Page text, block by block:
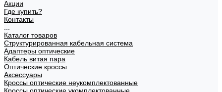
Акции
Где купить?
Контакты
Каталог товаров
Структурированная кабельная система
Адаптеры оптические
Кабель витая пара
Оптические кроссы
Аксессуары
Кроссы оптические неукомплектованные